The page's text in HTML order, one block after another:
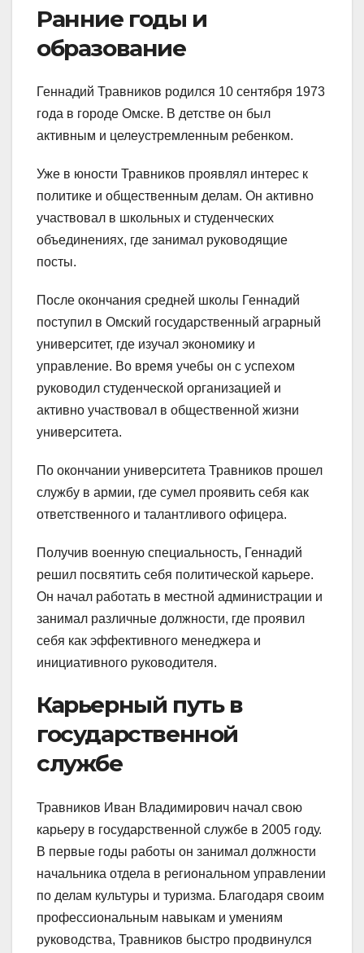
Ранние годы и
образование
Геннадий Травников родился 10 сентября 1973
года в городе Омске. В детстве он был
активным и целеустремленным ребенком.
Уже в юности Травников проявлял интерес к
политике и общественным делам. Он активно
участвовал в школьных и студенческих
объединениях, где занимал руководящие
посты.
После окончания средней школы Геннадий
поступил в Омский государственный аграрный
университет, где изучал экономику и
управление. Во время учебы он с успехом
руководил студенческой организацией и
активно участвовал в общественной жизни
университета.
По окончании университета Травников прошел
службу в армии, где сумел проявить себя как
ответственного и талантливого офицера.
Получив военную специальность, Геннадий
решил посвятить себя политической карьере.
Он начал работать в местной администрации и
занимал различные должности, где проявил
себя как эффективного менеджера и
инициативного руководителя.
Карьерный путь в
государственной
службе
Травников Иван Владимирович начал свою
карьеру в государственной службе в 2005 году.
В первые годы работы он занимал должности
начальника отдела в региональном управлении
по делам культуры и туризма. Благодаря своим
профессиональным навыкам и умениям
руководства, Травников быстро продвинулся